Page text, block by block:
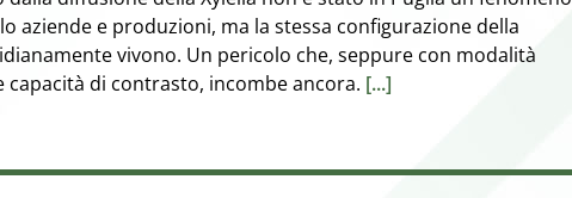
aziende e produzioni, ma la stessa configurazione della
vivono. Un pericolo che, seppure con modalità
di contrasto, incombe ancora. [...]